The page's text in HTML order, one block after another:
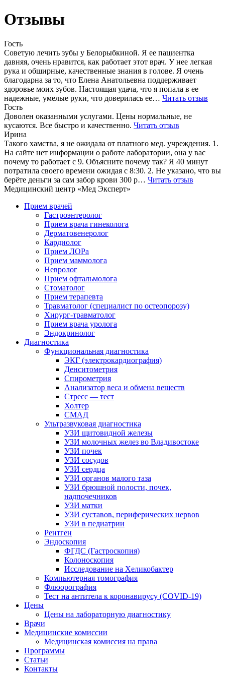
Отзывы
Гость
Советую лечить зубы у Белорыбкиной. Я ее пациентка
давняя, очень нравится, как работает этот врач. У нее легкая
рука и обширные, качественные знания в голове. Я очень
благодарна за то, что Елена Анатольевна поддерживает
здоровье моих зубов. Настоящая удача, что я попала в ее
надежные, умелые руки, что доверилась ее… Читать отзыв
Гость
Доволен оказанными услугами. Цены нормальные, не
кусаются. Все быстро и качественно. Читать отзыв
Ирина
Такого хамства, я не ожидала от платного мед. учреждения. 1.
На сайте нет информации о работе лаборатории, она у вас
почему то работает с 9. Объясните почему так? Я 40 минут
потратила своего времени ожидая с 8:30. 2. Не указано, что вы
берёте деньги за сам забор крови 300 р… Читать отзыв
Медицинский центр «Мед Эксперт»
Прием врачей
Гастроэнтеролог
Прием врача гинеколога
Дерматовенеролог
Кардиолог
Прием ЛОРа
Прием маммолога
Невролог
Прием офтальмолога
Стоматолог
Прием терапевта
Травматолог (специалист по остеопорозу)
Хирург-травматолог
Прием врача уролога
Эндокринолог
Диагностика
Функциональная диагностика
ЭКГ (электрокардиография)
Денситометрия
Спирометрия
Анализатор веса и обмена веществ
Стресс — тест
Холтер
СМАД
Ультразвуковая диагностика
УЗИ щитовидной железы
УЗИ молочных желез во Владивостоке
УЗИ почек
УЗИ сосудов
УЗИ сердца
УЗИ органов малого таза
УЗИ брюшной полости, почек,
надпочечников
УЗИ матки
УЗИ суставов, периферических нервов
УЗИ в педиатрии
Рентген
Эндоскопия
ФГДС (Гастроскопия)
Колоноскопия
Исследование на Хеликобактер
Компьютерная томография
Флюорография
Тест на антитела к коронавирусу (COVID-19)
Цены
Цены на лабораторную диагностику
Врачи
Медицинские комиссии
Медицинская комиссия на права
Программы
Статьи
Контакты